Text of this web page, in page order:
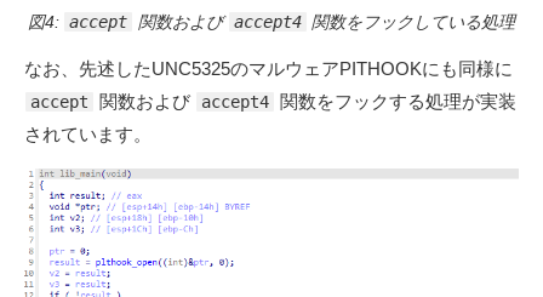
図4: accept 関数および accept4 関数をフックしている処理
なお、先述したUNC5325のマルウェアPITHOOKにも同様に
accept 関数および accept4
関数をフックする処理が実装
されています。